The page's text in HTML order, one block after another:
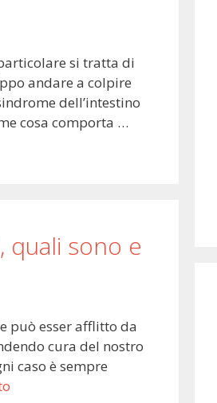
si tratta di
andare a colpire
dell’intestino
cosa comporta …
quali sono e
può esser afflitto da
cura del nostro
caso è sempre